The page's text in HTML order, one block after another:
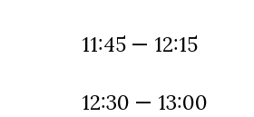
11:45 — 12:15
12:30 — 13:00